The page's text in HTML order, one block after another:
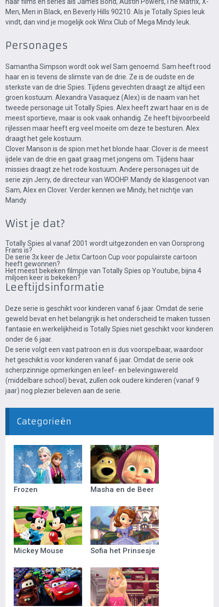
Men, Men in Black, en Beverly Hills 90210. Als je Totally Spies leuk
vindt, dan vind je mogelijk ook Winx Club of Mega Mindy leuk.
Personages
Samantha Simpson wordt ook wel Sam genoemd. Sam heeft rood
haar en is tevens de slimste van de drie. Ze is de oudste en de
sterkste van de drie Spies. Tijdens gevechten draagt ze altijd een
groen kostuum. Alexandra Vasaquez (Alex) is de naam van het
tweede personage uit Totally Spies. Alex heeft zwart haar en is de
meest sportieve, maar is ook vaak onhandig. Ze heeft bijvoorbeeld
rijlessen maar heeft erg veel moeite om deze te besturen. Alex
draagt het gele kostuum.
Clover Manson is de spion met het blonde haar. Clover is de meest
ijdele van de drie en gaat graag met jongens om. Tijdens haar
missies draagt ze het rode kostuum. Andere personages uit de
serie zijn Jerry, de directeur van WOOHP. Mandy de klasgenoot van
Sam, Alex en Clover. Verder kennen we Mindy, het nichtje van
Mandy.
Wist je dat?
Totally Spies al vanaf 2001 wordt uitgezonden en van Oorsprong
Frans is?
De serie 3x keer de Jetix Cartoon Cup voor populairste cartoon
heeft gewonnen?
Het meest bekeken filmpje van Totally Spies op Youtube, bijna 4
miljoen keer is bekeken?
Leeftijdsinformatie
Deze serie is geschikt voor kinderen vanaf 6 jaar. Omdat de serie
geweld bevat en het belangrijk is het onderscheid te maken tussen
fantasie en werkelijkheid is Totally Spies niet geschikt voor kinderen
onder de 6 jaar.
De serie volgt een vast patroon en is dus voorspelbaar, waardoor
het geschikt is voor kinderen vanaf 6 jaar. Omdat de serie ook
scherpzinnige opmerkingen en leef- en belevingswereld
(middelbare school) bevat, zullen ook oudere kinderen (vanaf 9
jaar) nog plezier beleven aan de serie.
Categorieën
Frozen Masha en de Beer
Mickey Mouse Sofia het Prinsesje